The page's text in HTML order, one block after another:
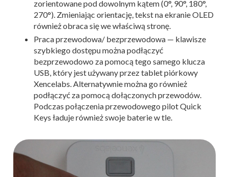
zorientowane pod dowolnym kątem (0°, 90°, 180°,
270°). Zmieniając orientację, tekst na ekranie OLED
również obraca się we właściwą stronę.
Praca przewodowa/ bezprzewodowa — klawisze
szybkiego dostępu można podłączyć
bezprzewodowo za pomocą tego samego klucza
USB, który jest używany przez tablet piórkowy
Xencelabs. Alternatywnie można go również
podłączyć za pomocą dołączonych przewodów.
Podczas połączenia przewodowego pilot Quick
Keys ładuje również swoje baterie w tle.